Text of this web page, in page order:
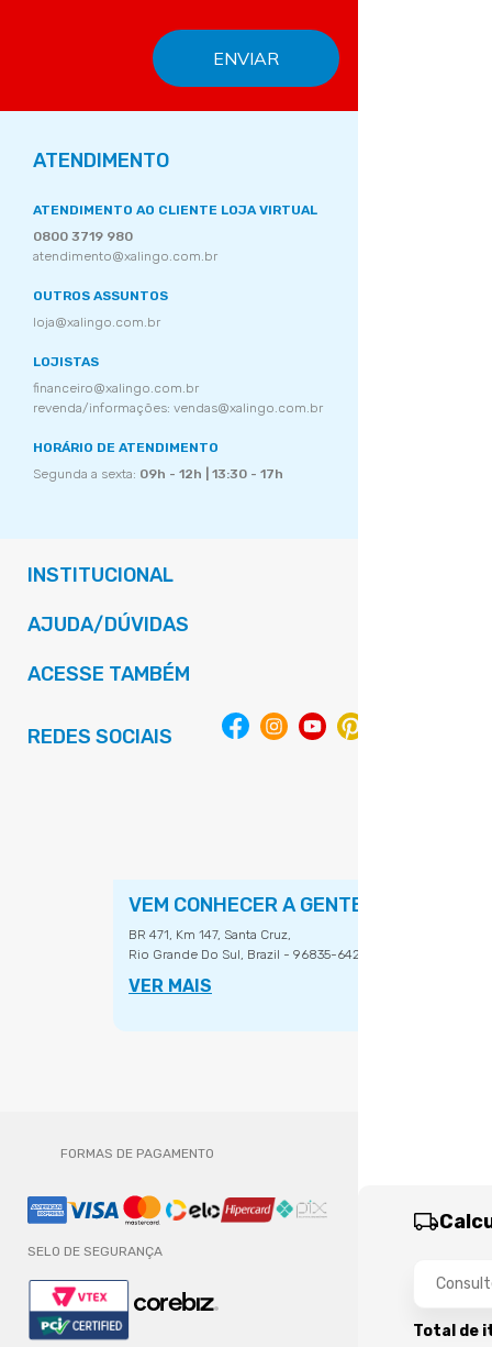
Total de
ATENDIMENTO
ATENDIMENTO AO CLIENTE LOJA VIRTUAL
0800 3719 980
atendimento@xalingo.com.br
OUTROS ASSUNTOS
loja@xalingo.com.br
LOJISTAS
financeiro@xalingo.com.br
revenda/informações: vendas@xalingo.com.br
HORÁRIO DE ATENDIMENTO
Segunda a sexta: 09h - 12h | 13:30 - 17h
INSTITUCIONAL
AJUDA/DÚVIDAS
ACESSE TAMBÉM
REDES SOCIAIS
VEM CONHECER A GENTE
BR 471, Km 147, Santa Cruz,
Rio Grande Do Sul, Brazil - 96835-642.
VER MAIS
FORMAS DE PAGAMENTO
SELO DE SEGURANÇA